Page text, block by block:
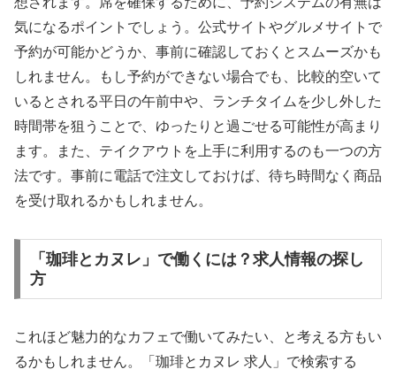
気になるポイントでしょう。公式サイトやグルメサイトで
予約が可能かどうか、事前に確認しておくとスムーズかも
しれません。もし予約ができない場合でも、比較的空いて
いるとされる平日の午前中や、ランチタイムを少し外した
時間帯を狙うことで、ゆったりと過ごせる可能性が高まり
ます。また、テイクアウトを上手に利用するのも一つの方
法です。事前に電話で注文しておけば、待ち時間なく商品
を受け取れるかもしれません。
「珈琲とカヌレ」で働くには？求人情報の探し
方
これほど魅力的なカフェで働いてみたい、と考える方もい
るかもしれません。「珈琲とカヌレ 求人」で検索する